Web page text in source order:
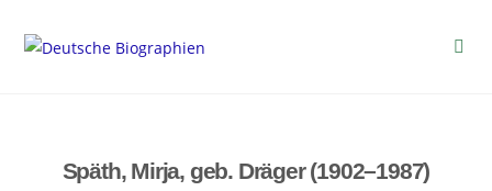
Späth, Mirja, geb. Dräger (1902–1987)